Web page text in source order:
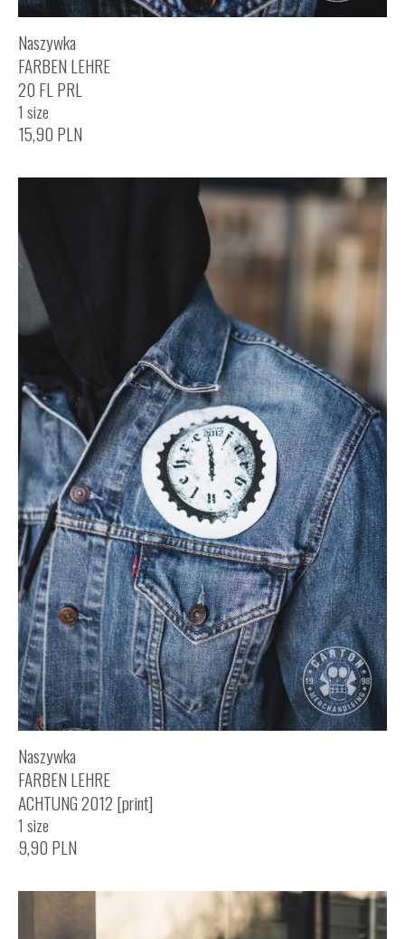
Naszywka
FARBEN LEHRE
20 FL PRL
1 size
15,90 PLN
Naszywka
FARBEN LEHRE
ACHTUNG 2012 [print]
1 size
9,90 PLN